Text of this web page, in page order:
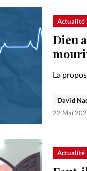
Actualité
Dieu
La
Certains
atteinte
David
22 Mai
Actualité